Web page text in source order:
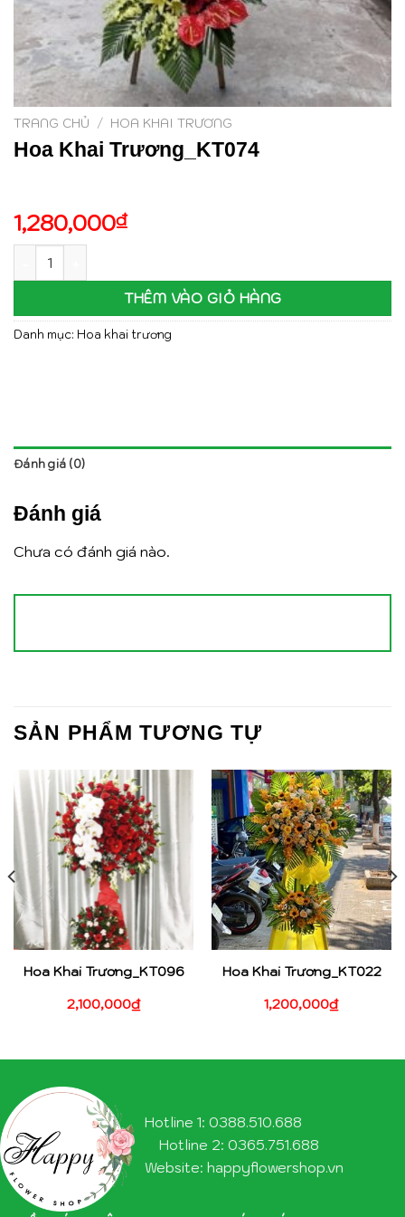
TRANG CHỦ / HOA KHAI TRƯƠNG
Hoa Khai Trương_KT074
1,280,000₫
Hoa Khai Trương_KT074 số lượng
THÊM VÀO GIỎ HÀNG
Danh mục: Hoa khai trương
Đánh giá (0)
Đánh giá
Chưa có đánh giá nào.
SẢN PHẨM TƯƠNG TỰ
Hoa Khai Trương_KT096
2,100,000₫
Hoa Khai Trương_KT022
1,200,000₫
Hotline 1: 0388.510.688
Hotline 2: 0365.751.688
Website: happyflowershop.vn